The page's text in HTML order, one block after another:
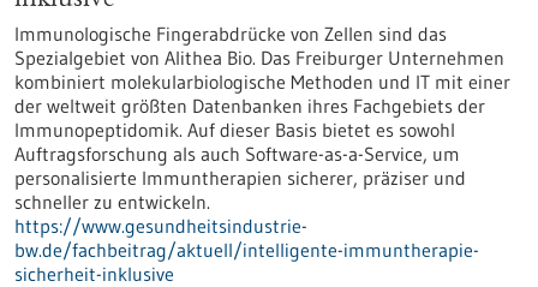
Immunologische Fingerabdrücke von Zellen sind das
Spezialgebiet von Alithea Bio. Das Freiburger Unternehmen
kombiniert molekularbiologische Methoden und IT mit einer
der weltweit größten Datenbanken ihres Fachgebiets der
Immunopeptidomik. Auf dieser Basis bietet es sowohl
Auftragsforschung als auch Software-as-a-Service, um
personalisierte Immuntherapien sicherer, präziser und
schneller zu entwickeln.
https://www.gesundheitsindustrie-
bw.de/fachbeitrag/aktuell/intelligente-immuntherapie-
sicherheit-inklusive